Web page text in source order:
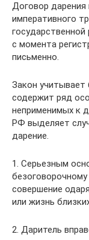
Договор
императивного
с момента
письменно.
Закон учитывает
содержит ряд
неприменимых к
РФ выделяет
дарение.
1. Серьезным
совершение
или жизнь
2. Даритель